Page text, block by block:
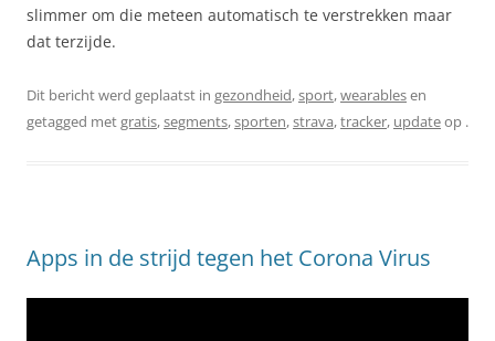
slimmer om die meteen automatisch te verstrekken maar
dat terzijde.
Dit bericht werd geplaatst in gezondheid,sport,wearablesen
getagged metgratis,segments,sporten,strava,tracker, updateop .
Apps in de strijd tegen het Corona Virus